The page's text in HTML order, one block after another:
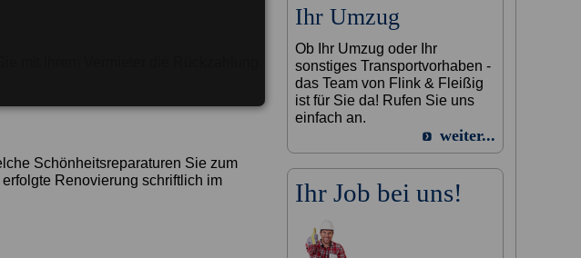
mit Ihrem Vermieter die Rückzahlung.
Schönheitsreparaturen Sie zum
Renovierung schriftlich im
Ihr Umzug
Ob Ihr Umzug oder Ihr
sonstiges Transportvorhaben -
das Team von Flink & Fleißig
ist für Sie da! Rufen Sie uns
einfach an.
weiter...
Ihr Job bei uns!